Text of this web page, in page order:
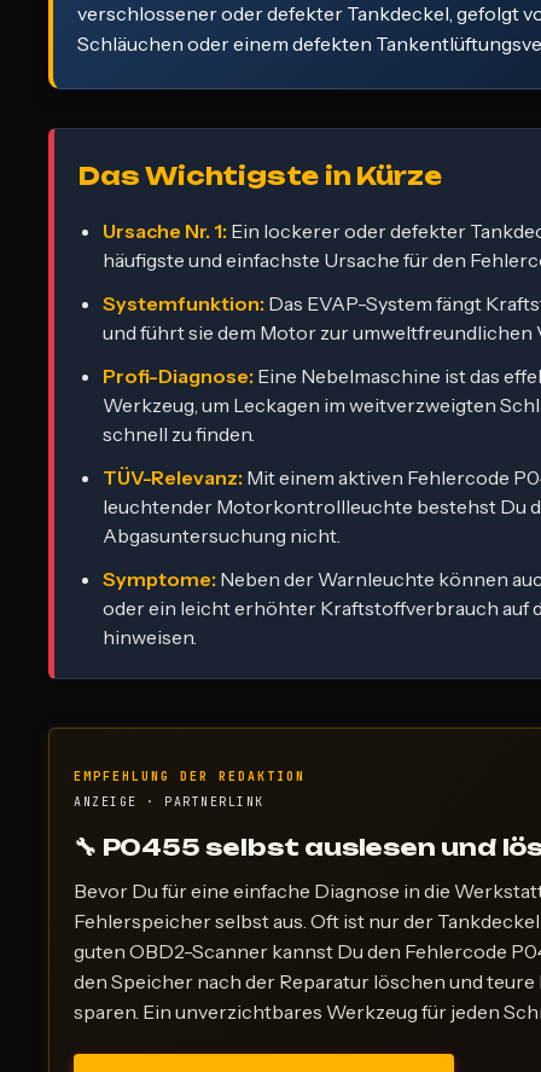
verschlossener oder defekter Tankdeckel, gefolgt
Schläuchen oder einem defekten
Das Wichtigste in Kürze
Ursache Nr. 1: Ein lockerer oder defekter
häufigste und einfachste Ursache für den
Systemfunktion: Das EVAP-System fängt
und führt sie dem Motor zur umweltfreundlichen
Profi-Diagnose: Eine Nebelmaschine ist das
Werkzeug, um Leckagen im weitverzweigten
schnell zu finden.
TÜV-Relevanz: Mit einem aktiven Fehlercode
leuchtender Motorkontrollleuchte bestehst Du
Abgasuntersuchung nicht.
Symptome: Neben der Warnleuchte können
oder ein leicht erhöhter Kraftstoffverbrauch auf
hinweisen.
EMPFEHLUNG DER REDAKTION
ANZEIGE · PARTNERLINK
🔧 P0455 selbst auslesen und
Bevor Du für eine einfache Diagnose in die
Fehlerspeicher selbst aus. Oft ist nur der
guten OBD2-Scanner kannst Du den Fehlercode
den Speicher nach der Reparatur löschen und
sparen. Ein unverzichtbares Werkzeug für jeden